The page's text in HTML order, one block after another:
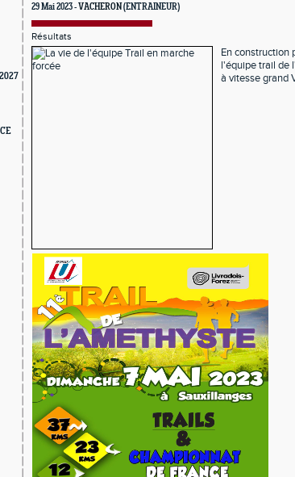
29 Mai 2023 - VACHERON (ENTRAINEUR)
Résultats
En construction
l'équipe trail de
à vitesse grand